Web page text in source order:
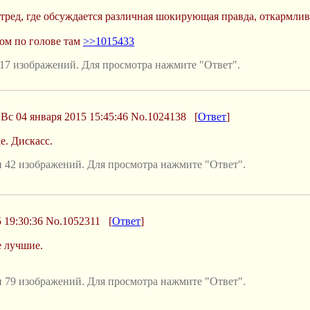
где обсуждается различная шокирующая правда,
по голове там >>1015433
изображений. Для просмотра нажмите "Ответ".
04 января 2015 15:45:46 No.1024138 [Ответ]
Дискасс.
изображений. Для просмотра нажмите "Ответ".
19:30:36 No.1052311 [Ответ]
лучшие.
изображений. Для просмотра нажмите "Ответ".